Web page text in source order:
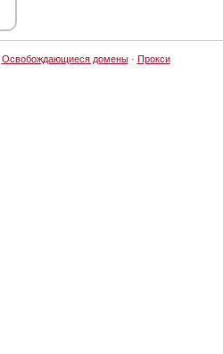
Освобождающиеся домены· Прокси